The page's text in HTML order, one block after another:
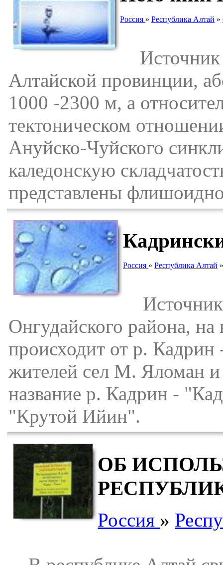
Россия » Республика Алтай »
Источник
Алтайской провинции,
1000 -2300 м, а
тектоническом
Ануйско-Чуйского
каледонскую
представлены
Россия » Республика Алтай
Источник
Онгудайского района,
происходит от р. Кадрин
жителей сел М. Яломан и
название р. Кадрин -
"Крутой Ийин".
ОБ
Россия »